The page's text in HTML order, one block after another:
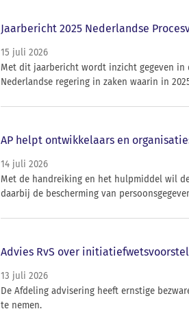
Jaarbericht 2025 Nederlandse
15 juli 2026
Met dit jaarbericht wordt inzicht gegeven in
Nederlandse regering in zaken waarin in
AP helpt ontwikkelaars en
14 juli 2026
Met de handreiking en het hulpmiddel wil
daarbij de bescherming van
Advies RvS over
13 juli 2026
De Afdeling advisering heeft ernstige
te nemen.